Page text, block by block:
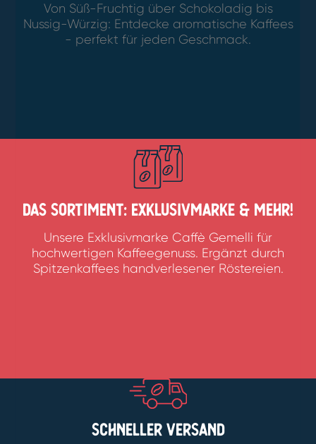
Von Süß-Fruchtig über Schokoladig bis
Nussig-Würzig: Entdecke aromatische Kaffees
- perfekt für jeden Geschmack.
Das Sortiment: Exklusivmarke & Mehr!
Unsere Exklusivmarke Caffè Gemelli für
hochwertigen Kaffeegenuss. Ergänzt durch
Spitzenkaffees handverlesener Röstereien.
Schneller Versand